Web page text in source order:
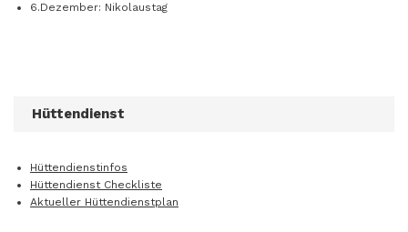
6.Dezember: Nikolaustag
Hüttendienst
Hüttendienstinfos
Hüttendienst Checkliste
Aktueller Hüttendienstplan